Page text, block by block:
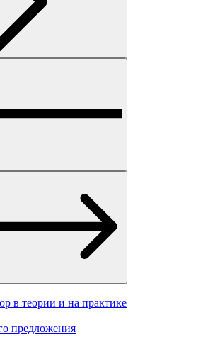
в теории и на практике
предложения